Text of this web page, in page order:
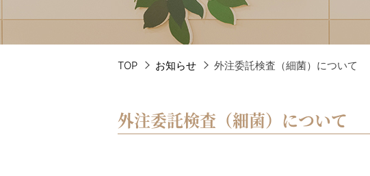
TOP お知らせ 外注委託検査（細菌）について
外注委託検査（細菌）について